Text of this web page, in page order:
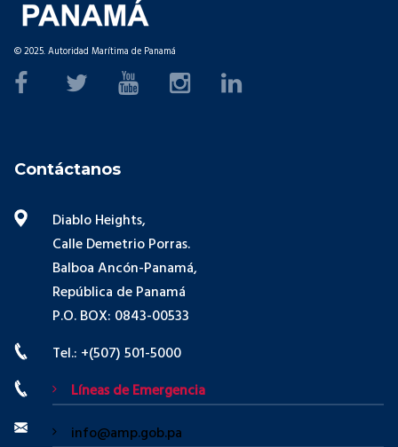
© 2025. Autoridad Marítima de Panamá
Contáctanos
Diablo Heights,
Calle Demetrio Porras.
Balboa Ancón-Panamá,
República de Panamá
P.O. BOX: 0843-00533
Tel.: +(507) 501-5000
Líneas de Emergencia
info@amp.gob.pa